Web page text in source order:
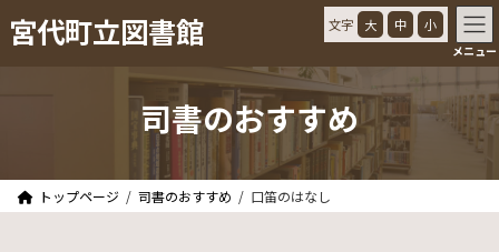
ン
プ
ビ
動
宮代町立図書館 文字 大 中 小
メニュー
司書のおすすめ
トップページ 司書のおすすめ 口笛のはなし